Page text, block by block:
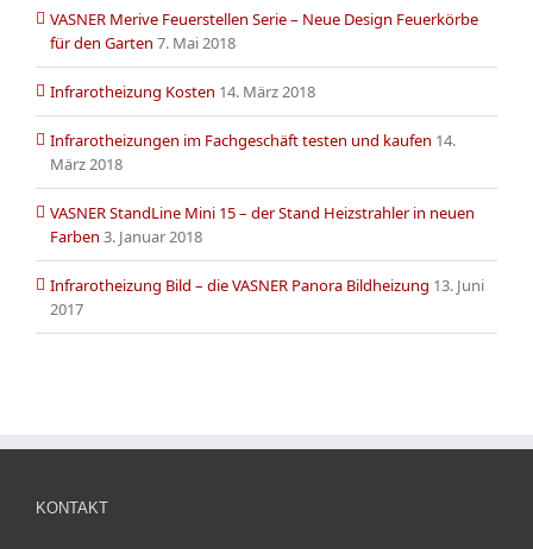
VASNER Merive Feuerstellen Serie – Neue Design Feuerkörbe
für den Garten 7. Mai 2018
Infrarotheizung Kosten 14. März 2018
Infrarotheizungen im Fachgeschäft testen und kaufen 14.
März 2018
VASNER StandLine Mini 15 – der Stand Heizstrahler in neuen
Farben 3. Januar 2018
Infrarotheizung Bild – die VASNER Panora Bildheizung 13. Juni
2017
KONTAKT